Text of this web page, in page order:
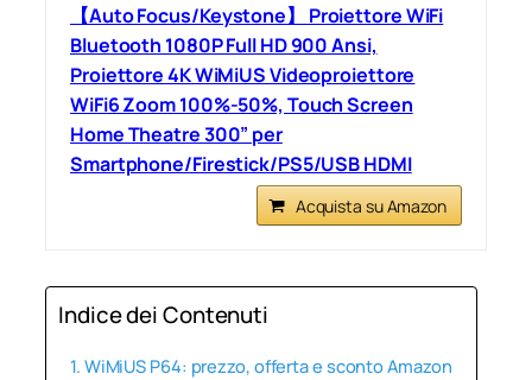
【Auto Focus/Keystone】 Proiettore WiFi
Bluetooth 1080P Full HD 900 Ansi,
Proiettore 4K WiMiUS Videoproiettore
WiFi6 Zoom 100%-50%, Touch Screen
Home Theatre 300” per
Smartphone/Firestick/PS5/USB HDMI
Acquista su Amazon
Indice dei Contenuti
WiMiUS P64: prezzo, offerta e sconto Amazon